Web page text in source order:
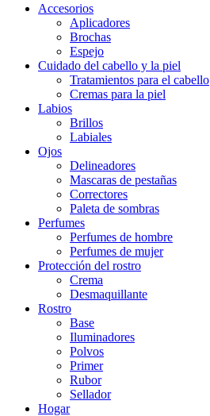
Accesorios
Aplicadores
Brochas
Espejo
Cuidado del cabello y la piel
Tratamientos para el cabello
Cremas para la piel
Labios
Brillos
Labiales
Ojos
Delineadores
Mascaras de pestañas
Correctores
Paleta de sombras
Perfumes
Perfumes de hombre
Perfumes de mujer
Protección del rostro
Crema
Desmaquillante
Rostro
Base
Iluminadores
Polvos
Primer
Rubor
Sellador
Hogar